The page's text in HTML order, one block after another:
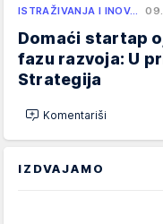
ISTRAŽIVANJA I INOV…
Domaći startap
fazu razvoja: U
Strategija
Komentariši
IZDVAJAMO